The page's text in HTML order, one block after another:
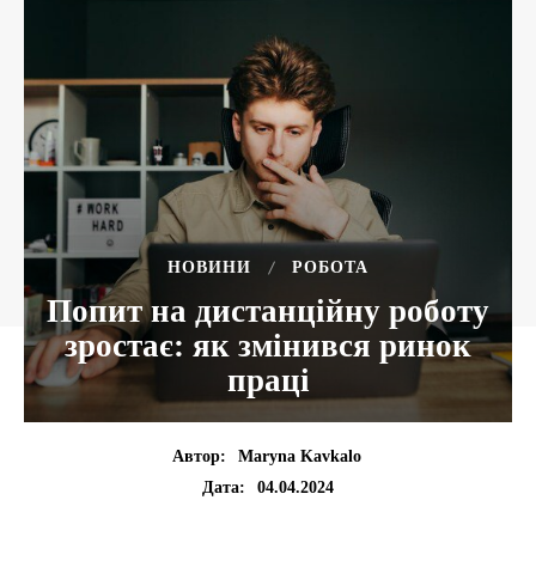
НОВИНИ РОБОТА
Попит на дистанційну роботу
зростає: як змінився ринок
праці
Автор:
Maryna Kavkalo
Дата:
04.04.2024